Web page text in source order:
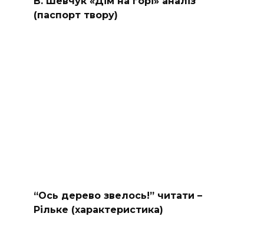
(паспорт твору)
“Ось дерево звелось!” читати –
Рільке (характеристика)